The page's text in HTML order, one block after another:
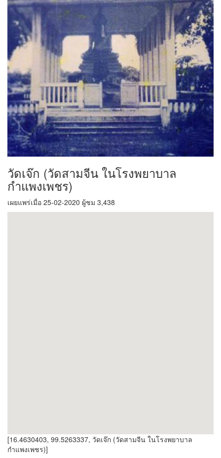
วัดเจ๊ก (วัดสามจีน ในโรงพยาบาล
กำแพงเพชร)
เผยแพร่เมื่อ 25-02-2020 ผู้ชม 3,438
[16.4630403, 99.5263337, วัดเจ๊ก (วัดสามจีน ในโรงพยาบาล
กำแพงเพชร)]